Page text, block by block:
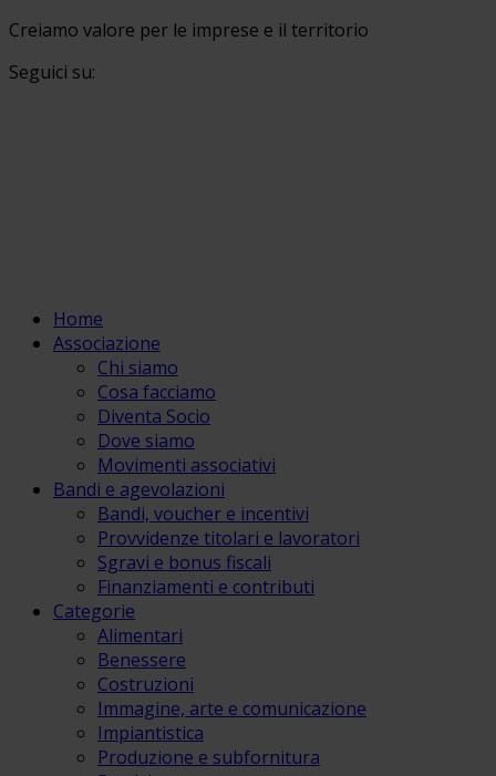
Creiamo valore per le imprese e il territorio
Seguici su:
Home
Associazione
Chi siamo
Cosa facciamo
Diventa Socio
Dove siamo
Movimenti associativi
Bandi e agevolazioni
Bandi, voucher e incentivi
Provvidenze titolari e lavoratori
Sgravi e bonus fiscali
Finanziamenti e contributi
Categorie
Alimentari
Benessere
Costruzioni
Immagine, arte e comunicazione
Impiantistica
Produzione e subfornitura